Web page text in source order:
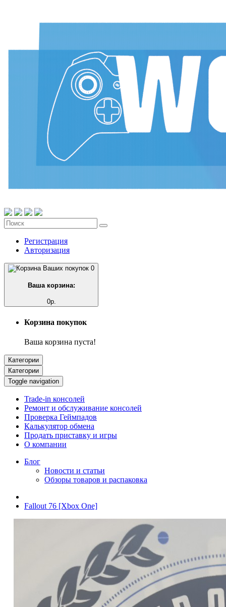
Регистрация
Авторизация
0
Ваша корзина:
0р.
Корзина покупок
Ваша корзина пуста!
Категории
Категории
Toggle navigation
Trade-in консолей
Ремонт и обслуживание консолей
Проверка Геймпадов
Калькулятор обмена
Продать приставку и игры
О компании
Блог
Новости и статьи
Обзоры товаров и распаковка
Fallout 76 [Xbox One]